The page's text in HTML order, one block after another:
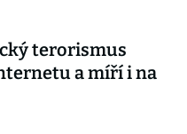
terorismus
a míří i na